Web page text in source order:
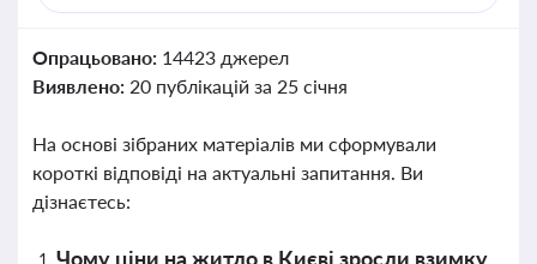
Опрацьовано: 14423 джерел
Виявлено: 20 публікацій за 25 січня
На основі зібраних матеріалів ми сформували
короткі відповіді на актуальні запитання. Ви
дізнаєтесь:
Чому ціни на житло в Києві зросли взимку